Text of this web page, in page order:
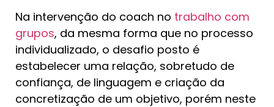
Na intervenção do coach no trabalho com
grupos, da mesma forma que no processo
individualizado, o desafio posto é
estabelecer uma relação, sobretudo de
confiança, de linguagem e criação da
concretização de um objetivo, porém neste